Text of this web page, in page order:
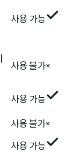
사용 가능
사용 불가×
사용 가능
사용 불가×
사용 가능